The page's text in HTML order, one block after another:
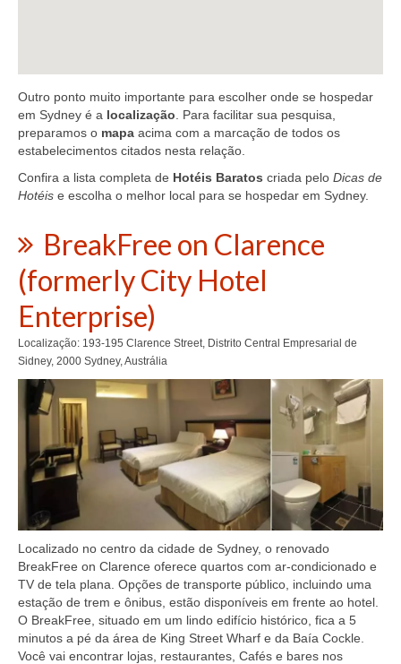
Outro ponto muito importante para escolher onde se hospedar
em Sydney é a localização. Para facilitar sua pesquisa,
preparamos o mapa acima com a marcação de todos os
estabelecimentos citados nesta relação.
Confira a lista completa de Hotéis Baratos criada pelo Dicas de
Hotéis e escolha o melhor local para se hospedar em Sydney.
BreakFree on Clarence
(formerly City Hotel
Enterprise)
Localização: 193-195 Clarence Street, Distrito Central Empresarial de
Sidney, 2000 Sydney, Austrália
Localizado no centro da cidade de Sydney, o renovado
BreakFree on Clarence oferece quartos com ar-condicionado e
TV de tela plana. Opções de transporte público, incluindo uma
estação de trem e ônibus, estão disponíveis em frente ao hotel.
O BreakFree, situado em um lindo edifício histórico, fica a 5
minutos a pé da área de King Street Wharf e da Baía Cockle.
Você vai encontrar lojas, restaurantes, Cafés e bares nos